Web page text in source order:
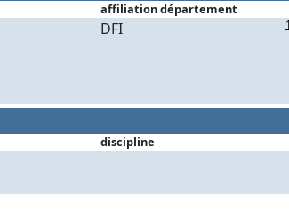
affiliation département
DFI
discipline